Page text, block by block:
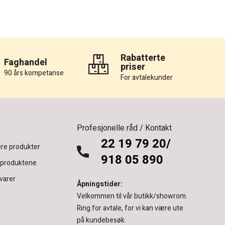
Faghandel
90 års kompetanse
Rabatterte
priser
For avtalekunder
produkter
Profesjonelle råd / Kontakt
22 19 79 20/
918 05 890
Åpningstider:
Velkommen til vår butikk/showrom.
Ring for avtale, for vi kan være ute
på kundebesøk.